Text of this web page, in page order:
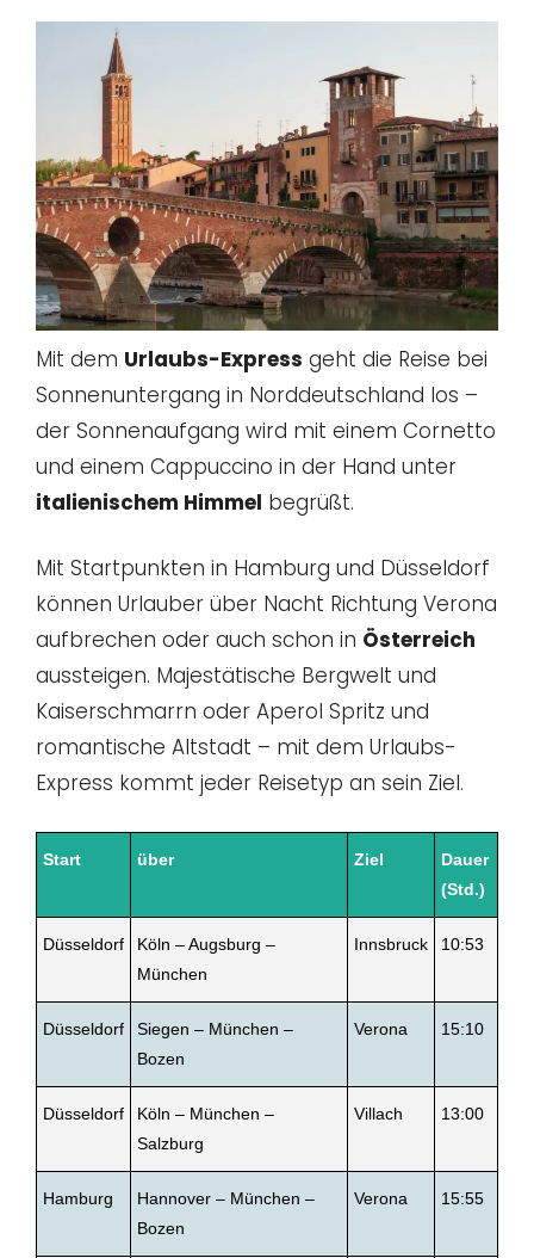
Mit dem Urlaubs-Express geht die Reise bei
Sonnenuntergang in Norddeutschland los –
der Sonnenaufgang wird mit einem Cornetto
und einem Cappuccino in der Hand unter
italienischem Himmel begrüßt.
Mit Startpunkten in Hamburg und Düsseldorf
können Urlauber über Nacht Richtung Verona
aufbrechen oder auch schon in Österreich
aussteigen. Majestätische Bergwelt und
Kaiserschmarrn oder Aperol Spritz und
romantische Altstadt – mit dem Urlaubs-
Express kommt jeder Reisetyp an sein Ziel.
Start über Ziel
Dauer
(Std.)
Düsseldorf
Köln – Augsburg –
München
Innsbruck 10:53
Düsseldorf
Siegen – München –
Bozen
Verona 15:10
Düsseldorf
Köln – München –
Salzburg
Villach 13:00
Hamburg
Hannover – München –
Bozen
Verona 15:55